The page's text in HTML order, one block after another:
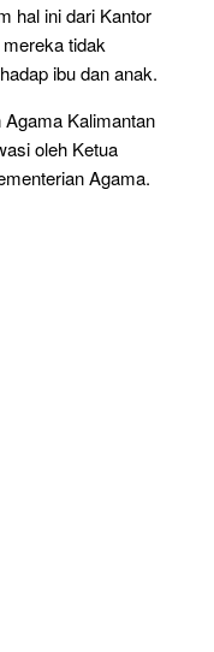
hal ini dari Kantor
tidak
ibu dan anak.
Kalimantan
oleh Ketua
Agama.